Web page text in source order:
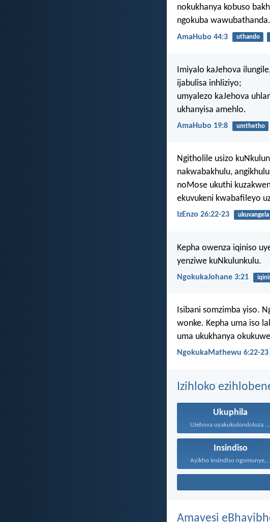
nokukhanya kobuso
ngokuba wawubathanda.
AmaHubo 44:3 uthando
Imiyalo kaJehova
ijabulisa inhliziyo;
umyalezo kaJehova
ukhanyisa amehlo.
AmaHubo 19:8 umthetho
Ngitholile usizo
nakwabakhulu,
noMose ukuthi
ekuvukeni kwabafileyo
IzEnzo 26:22-23 ukuvangela
Kepha owenza iqiniso
yenziwe kuNkulunkulu.
NgokukaJohane 3:21
Isibani somzimba yiso.
wonke. Kepha uma iso
uma ukukhanya
NgokukaMathewu 6:22-23
Izihloko
Ukuphila
Insindiso
Amavesi